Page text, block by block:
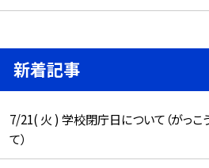
新着記事
7/21( 火 ) 学校閉庁日について（がっ
て）